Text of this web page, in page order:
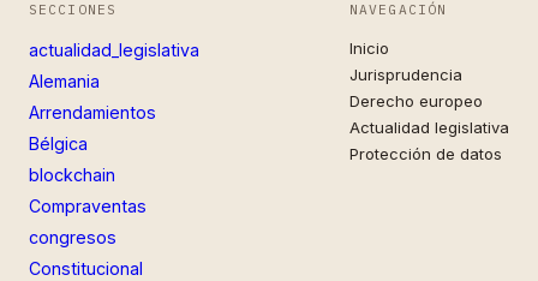
SECCIONES
actualidad_legislativa
Alemania
Arrendamientos
Bélgica
blockchain
Compraventas
congresos
Constitucional
NAVEGACIÓN
Inicio
Jurisprudencia
Derecho europeo
Actualidad legislativa
Protección de datos